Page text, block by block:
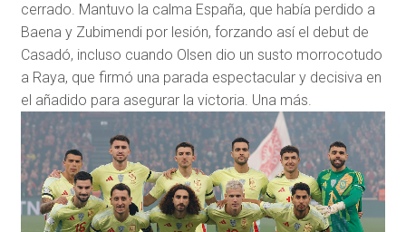
cerrado. Mantuvo la calma España, que había perdido a
Baena y Zubimendi por lesión, forzando así el debut de
Casadó, incluso cuando Olsen dio un susto morrocotudo
a Raya, que firmó una parada espectacular y decisiva en
el añadido para asegurar la victoria. Una más.